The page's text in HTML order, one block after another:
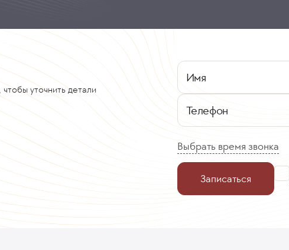
уточнить детали
Имя
Телефон
Выбрать время звонка
Записаться